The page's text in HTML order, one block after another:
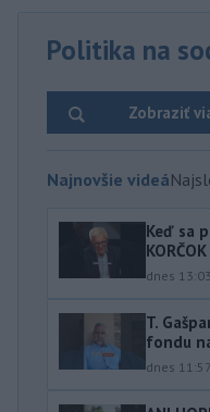
Politika na
Zobraziť
Najnovšie videá
Keď sa
KORČOK
dnes 13:03
T.
fondu
dnes 11:57